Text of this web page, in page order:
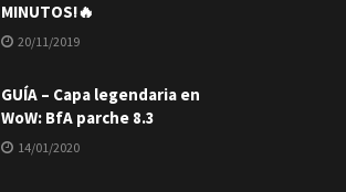
MINUTOS!🔥
20/11/2019
GUÍA – Capa legendaria en
WoW: BfA parche 8.3
14/01/2020